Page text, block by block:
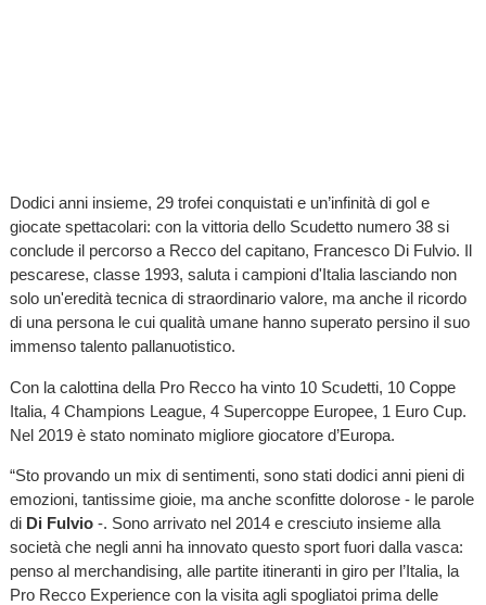
Dodici anni insieme, 29 trofei conquistati e un’infinità di gol e
giocate spettacolari: con la vittoria dello Scudetto numero 38 si
conclude il percorso a Recco del capitano, Francesco Di Fulvio. Il
pescarese, classe 1993, saluta i campioni d'Italia lasciando non
solo un'eredità tecnica di straordinario valore, ma anche il ricordo
di una persona le cui qualità umane hanno superato persino il suo
immenso talento pallanuotistico.
Con la calottina della Pro Recco ha vinto 10 Scudetti, 10 Coppe
Italia, 4 Champions League, 4 Supercoppe Europee, 1 Euro Cup.
Nel 2019 è stato nominato migliore giocatore d’Europa.
“Sto provando un mix di sentimenti, sono stati dodici anni pieni di
emozioni, tantissime gioie, ma anche sconfitte dolorose - le parole
di Di Fulvio-. Sono arrivato nel 2014 e cresciuto insieme alla
società che negli anni ha innovato questo sport fuori dalla vasca:
penso al merchandising, alle partite itineranti in giro per l’Italia, la
Pro Recco Experience con la visita agli spogliatoi prima delle